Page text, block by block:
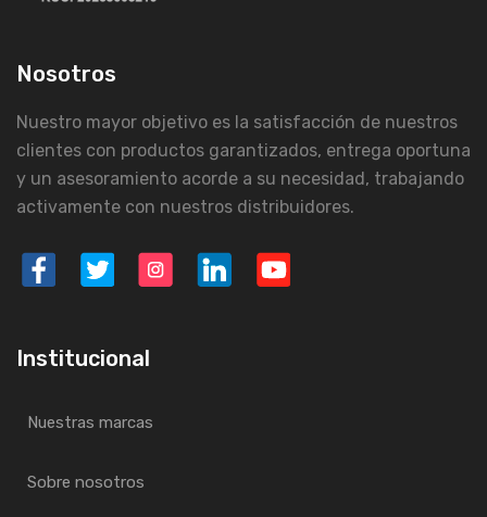
Nosotros
Nuestro mayor objetivo es la satisfacción de nuestros
clientes con productos garantizados, entrega oportuna
y un asesoramiento acorde a su necesidad, trabajando
activamente con nuestros distribuidores.
Institucional
Nuestras marcas
Sobre nosotros